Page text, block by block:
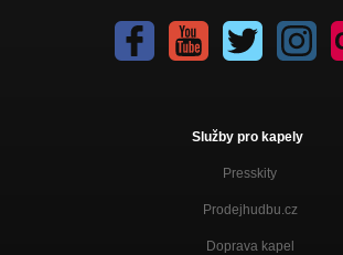
Služby pro kapely
Presskity
Prodejhudbu.cz
Doprava kapel